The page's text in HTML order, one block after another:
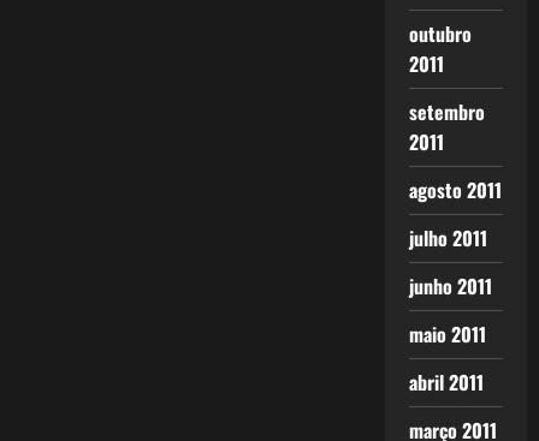
outubro
2011
setembro
2011
agosto 2011
julho 2011
junho 2011
maio 2011
abril 2011
março 2011